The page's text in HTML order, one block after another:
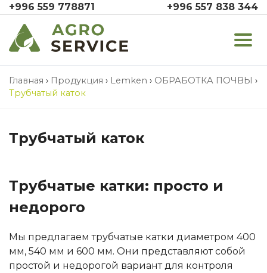
+996 559 778871 +996 557 838 344
Главная › Продукция › Lemken › ОБРАБОТКА ПОЧВЫ ›
Трубчатый каток
Трубчатый каток
Трубчатые катки: просто и
недорого
Мы предлагаем трубчатые катки диаметром 400
мм, 540 мм и 600 мм. Они представляют собой
простой и недорогой вариант для контроля